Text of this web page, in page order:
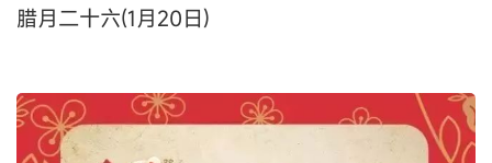
腊月二十六(1月20日)